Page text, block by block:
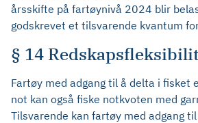
årsskifte på fartøynivå 2024 blir
godskrevet et tilsvarende kvantum
§ 14
Fartøy med adgang til å delta i fisket
not kan også fiske notkvoten med
Tilsvarende kan fartøy med adgang